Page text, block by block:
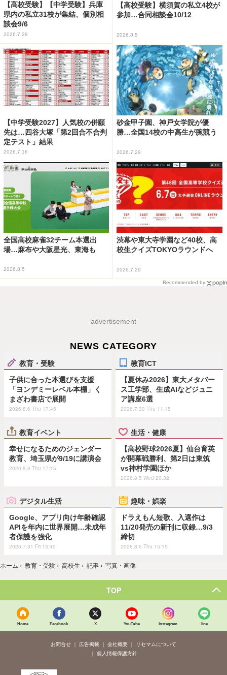
【高校受験】【中学受験】兵庫
県内の私立31校が集結、個別相
談会9/6
2026.7.28
【高校受験】横須賀の私立4校が
参加…合同相談会10/12
2026.8.5
【中学受験2027】人気校の併願
先は…四谷大塚「第2回合不合判
定テスト」結果
2026.7.16
砂金甲子園、神戸女学院が優
勝…全国14校の中高生が腕競う
2026.7.29
全国高校麻雀32チーム本選出
場…麻布や大阪星光、東海も
2026.8.5
渋幕や東大寺学園など40校、高
校生クイズTOKYOラウンドへ
2026.7.29
Recommended by
advertisement
NEWS CATEGORY
教育・受験
子供に合った本選びを支援
「ヨンデミーレベル本棚」く
まざわ書店で展開
2026.8.6 Thu 17:45
教育ICT
【夏休み2026】東大メタバー
ス工学部、生成AIなどジュニ
ア講座6選
2026.7.30 Thu 11:15
教育イベント
幸せになるためのジェンダー
教育、埼玉県が9/19に講演会
2026.8.6 Thu 17:15
生活・健康
【高校野球2026夏】仙台育英
が開幕戦勝利、第2日は東筑
vs神村学園ほか
2026.8.5 Wed 20:32
デジタル生活
Google、アプリ向け年齢確認
APIを年内に世界展開…未成年
者保護を強化
2026.7.31 Fri 13:45
趣味・娯楽
ドラえもん短歌、入選作は
11/20発売の新刊に収録…9/3
締切
2026.8.6 Thu 15:15
ホーム › 教育・受験 › 高校生 › 記事 › 写真・画像
TOP
Home Facebook X YouTube Instagram line
お問合せ 広告掲載 会社概要
リセマムについて
個人情報保護方針